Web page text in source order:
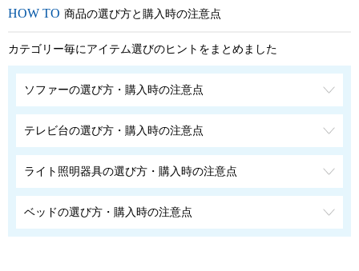
商品の選び方と購入時の注意点
カテゴリー毎にアイテム選びのヒントをまとめました
ソファーの選び方・購入時の注意点
テレビ台の選び方・購入時の注意点
ライト照明器具の選び方・購入時の注意点
ベッドの選び方・購入時の注意点